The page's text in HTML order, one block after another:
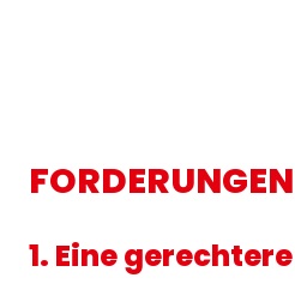
FORDERUNGEN
1. Eine